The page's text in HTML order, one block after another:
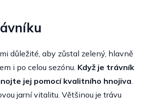
důležité, aby zůstal zelený, hlavně
i po celou sezónu. Když je trávník
jej pomocí kvalitního hnojiva.
jarní vitalitu. Většinou je trávu